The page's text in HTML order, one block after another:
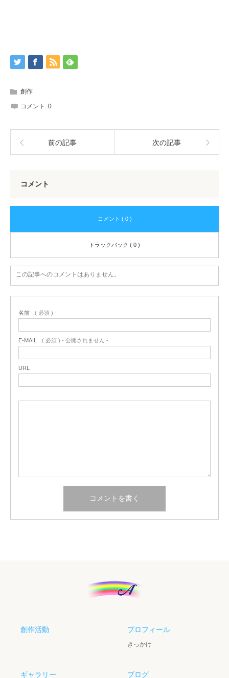
創作
コメント: 0
前の記事 次の記事
コメント
コメント ( 0 )
トラックバック ( 0 )
この記事へのコメントはありません。
名前 ( 必須 )
E-MAIL ( 必須 ) - 公開されません -
URL
創作活動 プロフィール
きっかけ
ギャラリー ブログ